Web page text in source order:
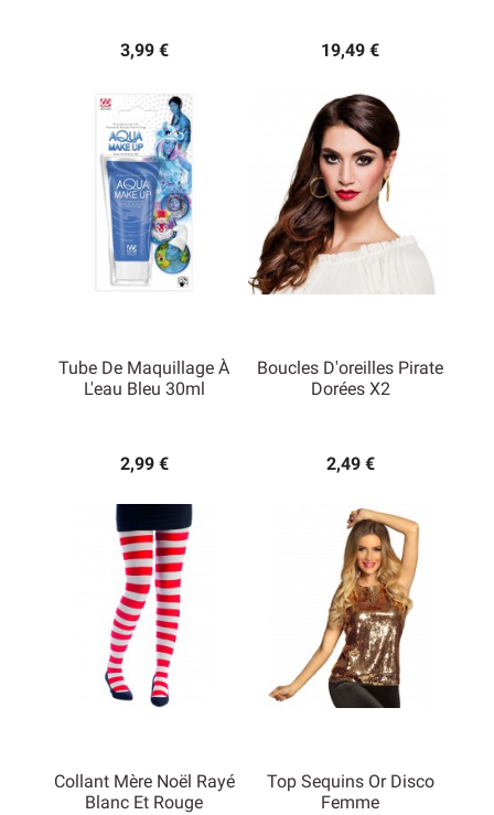
3,99 € 19,49 €
Tube De Maquillage À
L'eau Bleu 30ml
2,99 €
Boucles D'oreilles Pirate
Dorées X2
2,49 €
Collant Mère Noël Rayé
Blanc Et Rouge
Top Sequins Or Disco
Femme